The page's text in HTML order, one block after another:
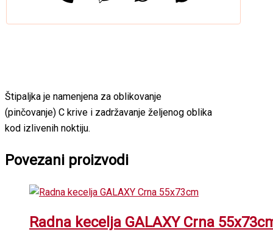
Štipaljka je namenjena za oblikovanje
(pinčovanje) C krive i zadržavanje željenog oblika
kod izlivenih noktiju.
Povezani proizvodi
Radna kecelja GALAXY Crna